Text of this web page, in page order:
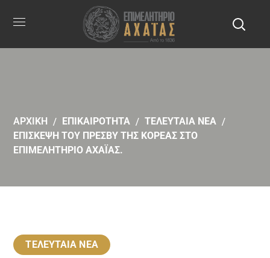
ΑΡΧΙΚΗ ΕΠΙΚΑΙΡΟΤΗΤΑ
ΤΕΛΕΥΤΑΙΑ ΝΕΑ
ΕΠΙΣΚΕΨΗ ΤΟΥ ΠΡΕΣΒΥ ΤΗΣ ΚΟΡΕΑΣ ΣΤΟ
ΕΠΙΜΕΛΗΤΗΡΙΟ ΑΧΑΪΑΣ.
ΤΕΛΕΥΤΑΙΑ ΝΕΑ